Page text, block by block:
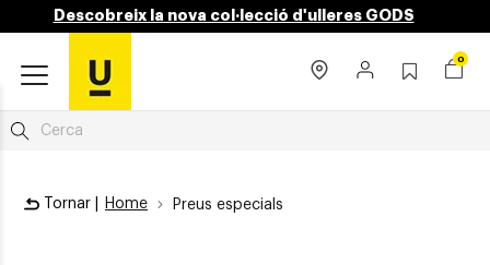
Descobreix la nova col·lecció d'ulleres GODS
0
Tornar | Home Preus especials